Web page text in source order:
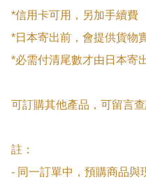
*信用卡可用，另加手續費
*日本寄出前，會提供貨物
*必需付清尾數才由日本寄
可訂購其他產品，可留言查
註：
- 同一訂單中，預購商品與